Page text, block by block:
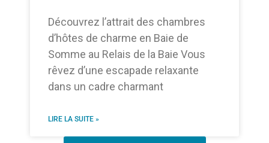
Découvrez l’attrait des chambres
d’hôtes de charme en Baie de
Somme au Relais de la Baie Vous
rêvez d’une escapade relaxante
dans un cadre charmant
LIRE LA SUITE »